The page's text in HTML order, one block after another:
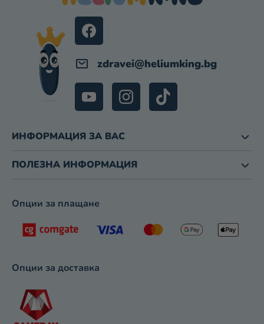
zdravei@heliumking.bg
ИНФОРМАЦИЯ ЗА ВАС
ПОЛЕЗНА ИНФОРМАЦИЯ
Опции за плащане
Опции за доставка